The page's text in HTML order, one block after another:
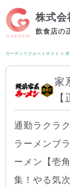
株式会
飲食店の
ガーデンリクルートサイト >
家
通勤ラクラ
ラーメンブ
ーメン【壱
集！やる気